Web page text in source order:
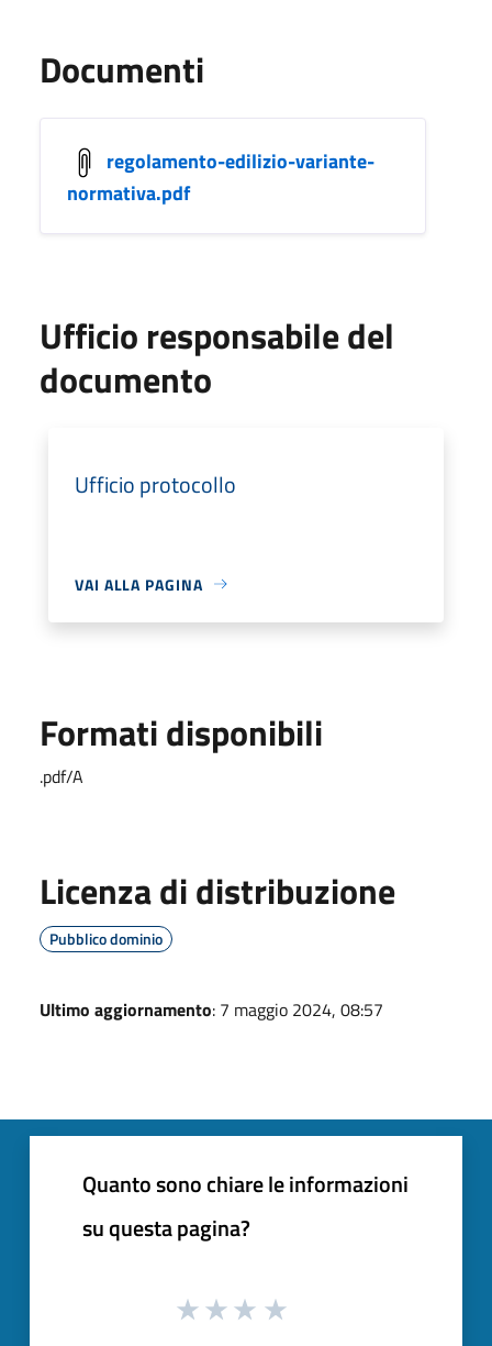
Documenti
regolamento-edilizio-variante-
normativa.pdf
Ufficio responsabile del
documento
Ufficio protocollo
VAI ALLA PAGINA
Formati disponibili
.pdf/A
Licenza di distribuzione
Pubblico dominio
Ultimo aggiornamento: 7 maggio 2024, 08:57
Quanto sono chiare le informazioni
su questa pagina?